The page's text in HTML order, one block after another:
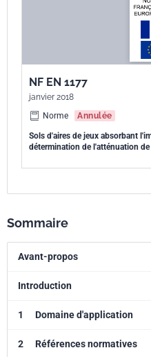
NF EN 1177
janvier 2018
Norme
Annulée
Sols d'aires de jeux absorbant
détermination de l'atténuation
Sommaire
Avant-propos
Introduction
1 Domaine d'application
2 Références normatives